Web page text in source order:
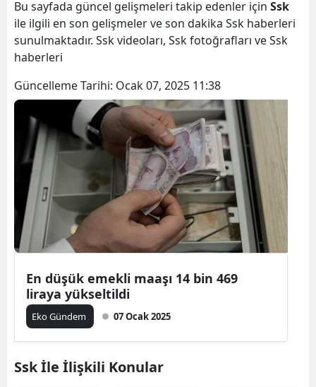
Bu sayfada güncel gelişmeleri takip edenler için Ssk
ile ilgili en son gelişmeler ve son dakika Ssk haberleri
sunulmaktadır. Ssk videoları, Ssk fotoğrafları ve Ssk
haberleri
Güncelleme Tarihi: Ocak 07, 2025 11:38
En düşük emekli maaşı 14 bin 469
liraya yükseltildi
Eko Gündem 07 Ocak 2025
Ssk İle İlişkili Konular